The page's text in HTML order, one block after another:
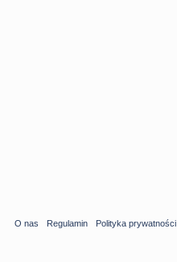
O nas Regulamin Polityka prywatności